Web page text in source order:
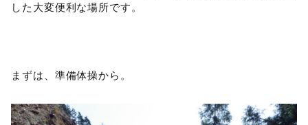
した大変便利な場所です。
まずは、準備体操から。